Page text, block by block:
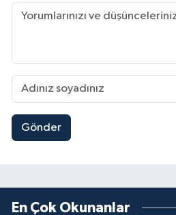
Gönder
En Çok Okunanlar